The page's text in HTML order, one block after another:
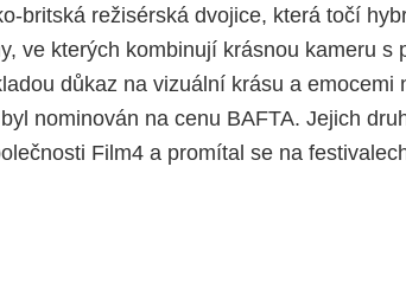
britská režisérská dvojice, která točí
ve kterých kombinují krásnou kameru
důkaz na vizuální krásu a
nominován na cenu BAFTA. Jejich
Film4 a promítal se na